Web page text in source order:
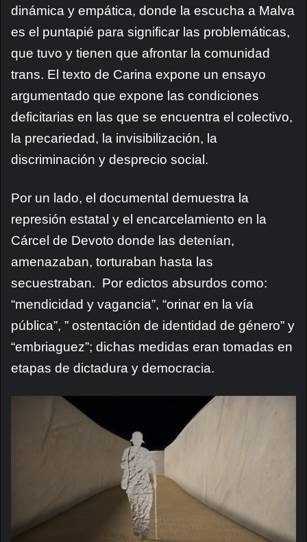
dinámica y empática, donde la escucha a Malva
es el puntapié para significar las problemáticas,
que tuvo y tienen que afrontar la comunidad
trans. El texto de Carina expone un ensayo
argumentado que expone las condiciones
deficitarias en las que se encuentra el colectivo,
la precariedad, la invisibilización, la
discriminación y desprecio social.
Por un lado, el documental demuestra la
represión estatal y el encarcelamiento en la
Cárcel de Devoto donde las detenían,
amenazaban, torturaban hasta las
secuestraban. Por edictos absurdos como:
“mendicidad y vagancia”, “orinar en la vía
pública”, ” ostentación de identidad de género” y
“embriaguez”; dichas medidas eran tomadas en
etapas de dictadura y democracia.